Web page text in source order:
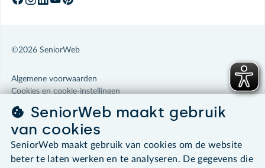
©2026 SeniorWeb
Algemene voorwaarden
Cookies en cookie-instellingen
Privacybeleid
About SeniorWeb
SeniorWeb maakt gebruik
van cookies
SeniorWeb maakt gebruik van cookies om de website
beter te laten werken en te analyseren. De gegevens die